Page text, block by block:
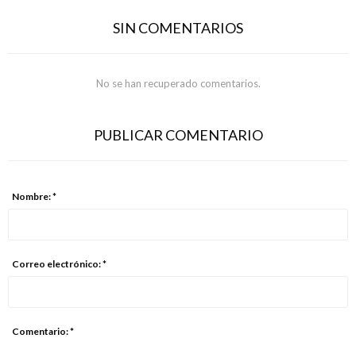
SIN COMENTARIOS
No se han recuperado comentarios.
PUBLICAR COMENTARIO
Nombre: *
Correo electrónico: *
Comentario: *